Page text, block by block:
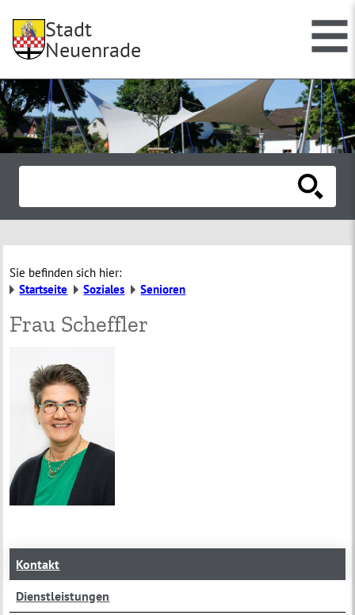
Stadt
Neuenrade
Sie befinden sich hier:
Startseite
Soziales Senioren
Frau Scheffler
Kontakt
Dienstleistungen